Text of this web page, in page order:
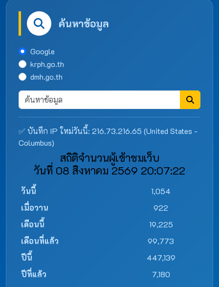
ค้นหาข้อมูล
Google
krph.go.th
dmh.go.th
✅ บันทึก IP ใหม่วันนี้: 216.73.216.65 (United States -
Columbus)
สถิติจำนวนผู้เข้าชมเว็บ
วันที่ 08 สิงหาคม 2569 20:07:22
วันนี้
1,054
เมื่อวาน
922
เดือนนี้
19,225
เดือนที่แล้ว
99,773
ปีนี้
447,139
ปีที่แล้ว
7,180